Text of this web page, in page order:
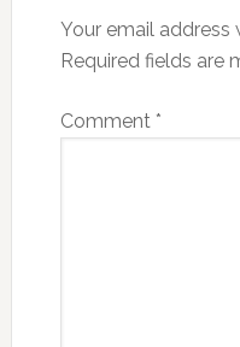
Your email address
Required fields are
Comment *